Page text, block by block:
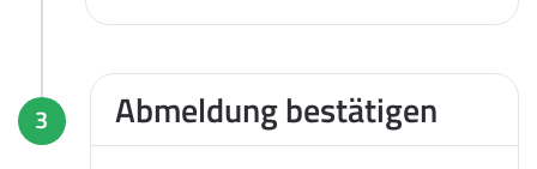
3 Abmeldung bestätigen